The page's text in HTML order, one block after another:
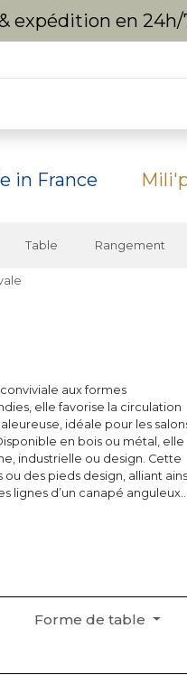
expédition en 24h/
in France
Table Rangement
aux formes
elle favorise la circulation
idéale pour les
en bois ou métal, elle
industrielle ou design. Cette
des pieds design, alliant
lignes d’un canapé anguleux
la table ovale est un choix à
Forme de table